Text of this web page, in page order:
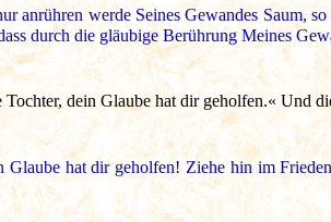
anrühren werde Seines Gewandes Saum,
durch die gläubige Berührung Meines
dein Glaube hat dir geholfen.« Und
hat dir geholfen! Ziehe hin im